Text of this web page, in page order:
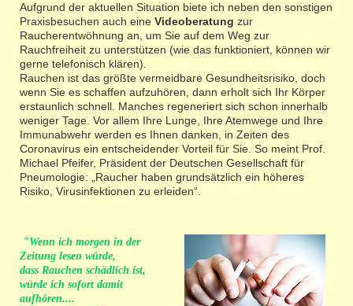
Aufgrund der aktuellen Situation biete ich neben den sonstigen
Praxisbesuchen auch eine Videoberatung zur
Raucherentwöhnung an, um Sie auf dem Weg zur
Rauchfreiheit zu unterstützen (wie das funktioniert, können wir
gerne telefonisch klären).
Rauchen ist das größte vermeidbare Gesundheitsrisiko, doch
wenn Sie es schaffen aufzuhören, dann erholt sich Ihr Körper
erstaunlich schnell. Manches regeneriert sich schon innerhalb
weniger Tage. Vor allem Ihre Lunge, Ihre Atemwege und Ihre
Immunabwehr werden es Ihnen danken, in Zeiten des
Coronavirus ein entscheidender Vorteil für Sie. So meint Prof.
Michael Pfeifer, Präsident der Deutschen Gesellschaft für
Pneumologie: „Raucher haben grundsätzlich ein höheres
Risiko, Virusinfektionen zu erleiden“.
"Wenn ich morgen in der
Zeitung lesen würde,
dass Rauchen schädlich ist,
würde ich sofort damit
aufhören....